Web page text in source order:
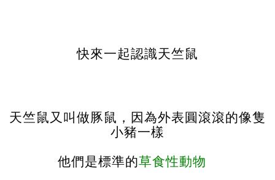
快來一起認識天竺鼠
天竺鼠又叫做豚鼠，因為外表圓滾滾的像隻
小豬一樣
他們是標準的草食性動物